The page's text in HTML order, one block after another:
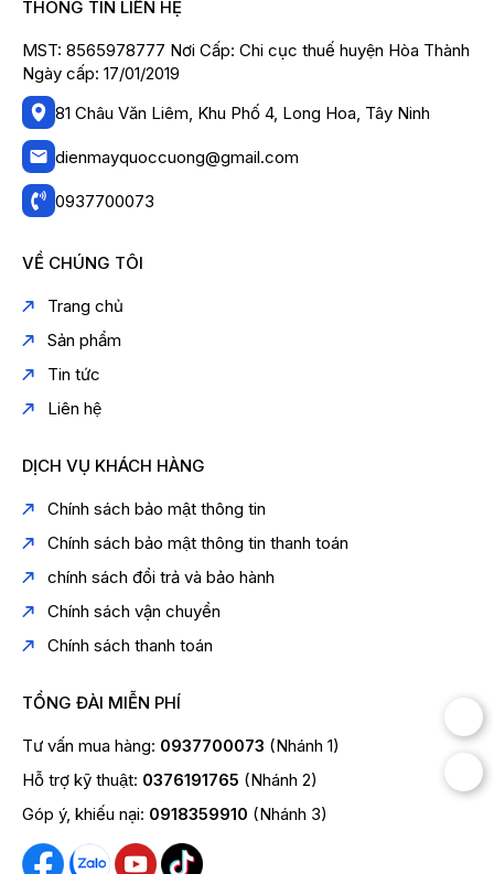
Máy nước nóng trực tiếp V-series: Vòi sen 3
tắm sảng khoái
THÔNG TIN LIÊN HỆ
MST: 8565978777 Nơi Cấp: Chi cục thuế huyện Hòa Thành
Ngày cấp: 17/01/2019
81 Châu Văn Liêm, Khu Phố 4, Long Hoa, Tây Ninh
dienmayquoccuong@gmail.com
0937700073
VỀ CHÚNG TÔI
Trang chủ
Sản phẩm
Tin tức
Liên hệ
DỊCH VỤ KHÁCH HÀNG
Chính sách bảo mật thông tin
Chính sách bảo mật thông tin thanh toán
chính sách đổi trả và bảo hành
Chính sách vận chuyển
Chính sách thanh toán
TỔNG ĐÀI MIỄN PHÍ
Tư vấn mua hàng: 0937700073 (Nhánh 1)
Hỗ trợ kỹ thuật: 0376191765 (Nhánh 2)
Góp ý, khiếu nại: 0918359910 (Nhánh 3)